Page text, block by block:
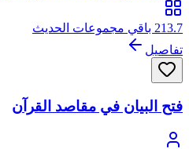
الحسيني البخاري القنوجي، أبو الطيب
213.7 باقي مجموعات الحديث
تفاصيل
فتح البيان في مقاصد القرآن